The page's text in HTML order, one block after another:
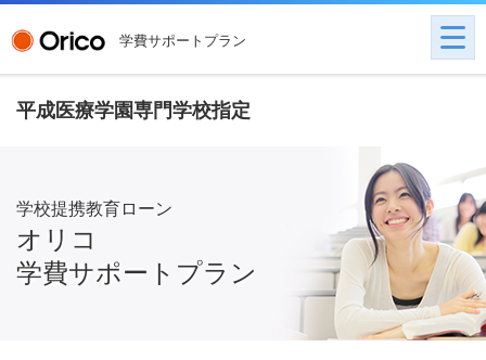
学費サポートプラン
平成医療学園専門学校指定
学校提携教育ローン
オリコ
学費サポートプラン